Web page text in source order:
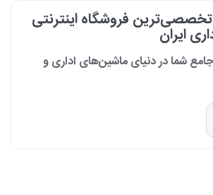
فروشگاه اینترنتی
ایران
شما در دنیای ماشین‌های اداری و
که کسب‌وکارها و سازمان‌ها برای افزایش بهره‌وری خود به
دسترسی به ابزارهای کارآمد و قابل اعتماد یک